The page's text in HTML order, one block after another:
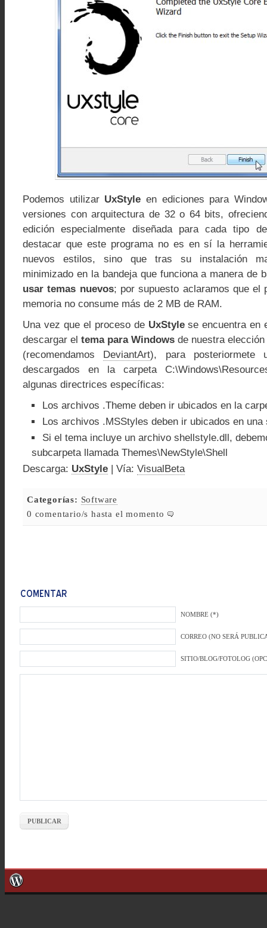
Podemos utilizar UxStyle en ediciones para
versiones con arquitectura de 32 o 64 bits,
edición especialmente diseñada para cada tipo
destacar que este programa no es en sí la
nuevos estilos, sino que tras su instalación
minimizado en la bandeja que funciona a manera de
usar temas nuevos; por supuesto aclaramos que el
memoria no consume más de 2 MB de RAM.
Una vez que el proceso de UxStylese encuentra en
descargar el tema para Windows de nuestra
(recomendamos DeviantArt), para posteriormete
descargados en la carpeta
algunas directrices específicas:
Los archivos .Theme deben ir ubicados en la
Los archivos .MSStyles deben ir ubicados en una
Si el tema incluye un archivo shellstyle.dll,
subcarpeta llamada Themes\NewStyle\Shell
Descarga: UxStyle | Vía: VisualBeta
Categorías: Software
0 comentario/s hasta el momento
NOMBRE (*)
CORREO (NO SERÁ
SITIO/BLOG/FOTOLOG